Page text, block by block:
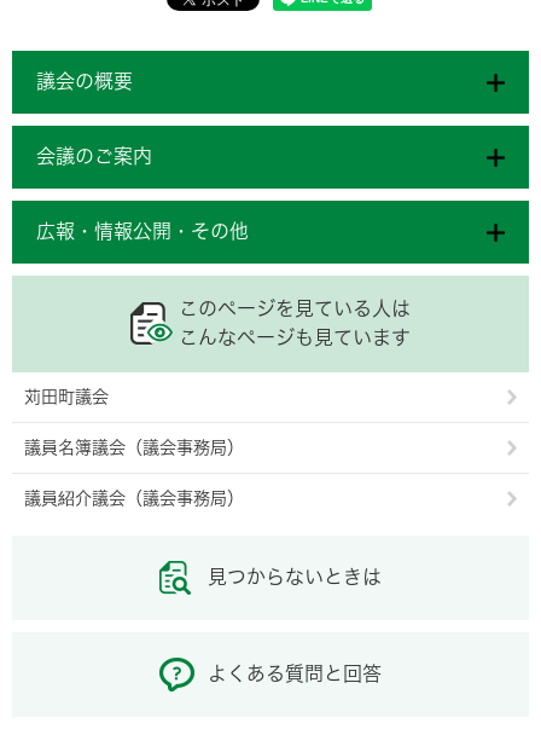
議会の概要
会議のご案内
広報・情報公開・その他
このページを見ている人は
こんなページも見ています
苅田町議会
議員名簿議会（議会事務局）
議員紹介議会（議会事務局）
見つからないときは
よくある質問と回答